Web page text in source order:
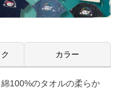
カラー
100%のタオルの柔らか